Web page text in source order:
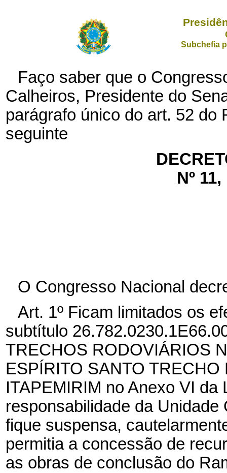
Subchefia
Faço saber que o
Calheiros, Presidente do
parágrafo único do art. 52 do
seguinte
Nº
O Congresso Nacional
Art. 1º Ficam limitados os
subtítulo
TRECHOS RODOVIÁRIOS
ESPÍRITO SANTO
ITAPEMIRIM no Anexo VI da
responsabilidade da
fique suspensa,
permitia a concessão de
as obras de conclusão do